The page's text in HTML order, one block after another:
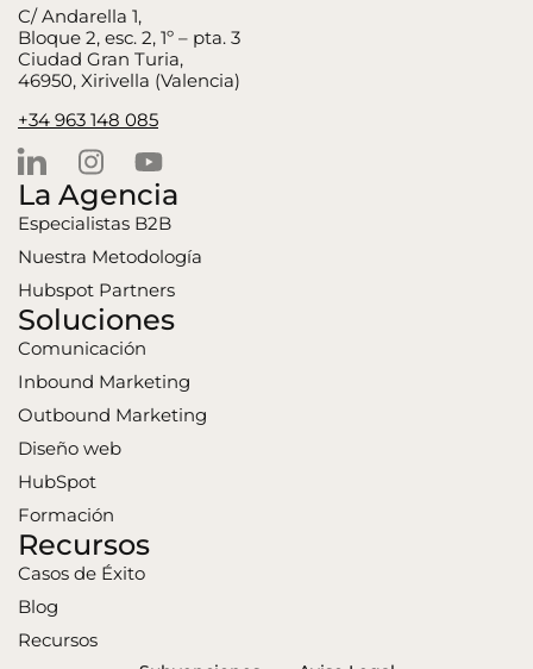
C/ Andarella 1,
Bloque 2, esc. 2, 1º – pta. 3
Ciudad Gran Turia,
46950, Xirivella (Valencia)
+34 963 148 085
La Agencia
Especialistas B2B
Nuestra Metodología
Hubspot Partners
Soluciones
Comunicación
Inbound Marketing
Outbound Marketing
Diseño web
HubSpot
Formación
Recursos
Casos de Éxito
Blog
Recursos